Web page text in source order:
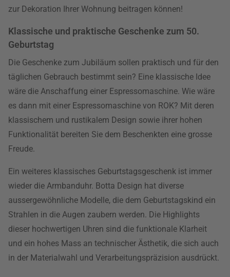
zur Dekoration Ihrer Wohnung beitragen können!
Klassische und praktische Geschenke zum 50.
Geburtstag
Die Geschenke zum Jubiläum sollen praktisch und für den
täglichen Gebrauch bestimmt sein? Eine klassische Idee
wäre die Anschaffung einer Espressomaschine. Wie wäre
es dann mit einer Espressomaschine von ROK? Mit deren
klassischem und rustikalem Design sowie ihrer hohen
Funktionalität bereiten Sie dem Beschenkten eine grosse
Freude.
Ein weiteres klassisches Geburtstagsgeschenk ist immer
wieder die Armbanduhr. Botta Design hat diverse
aussergewöhnliche Modelle, die dem Geburtstagskind ein
Strahlen in die Augen zaubern werden. Die Highlights
dieser hochwertigen Uhren sind die funktionale Klarheit
und ein hohes Mass an technischer Ästhetik, die sich auch
in der Materialwahl und Verarbeitungspräzision ausdrückt.